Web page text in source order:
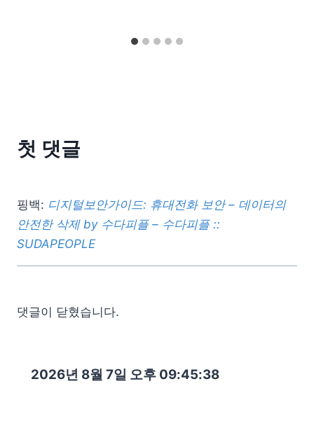
첫 댓글
핑백: 디지털보안가이드: 휴대전화 보안 – 데이터의
안전한 삭제 by 수다피플 – 수다피플 ::
SUDAPEOPLE
댓글이 닫혔습니다.
2026년 8월 7일 오후 09:45:40